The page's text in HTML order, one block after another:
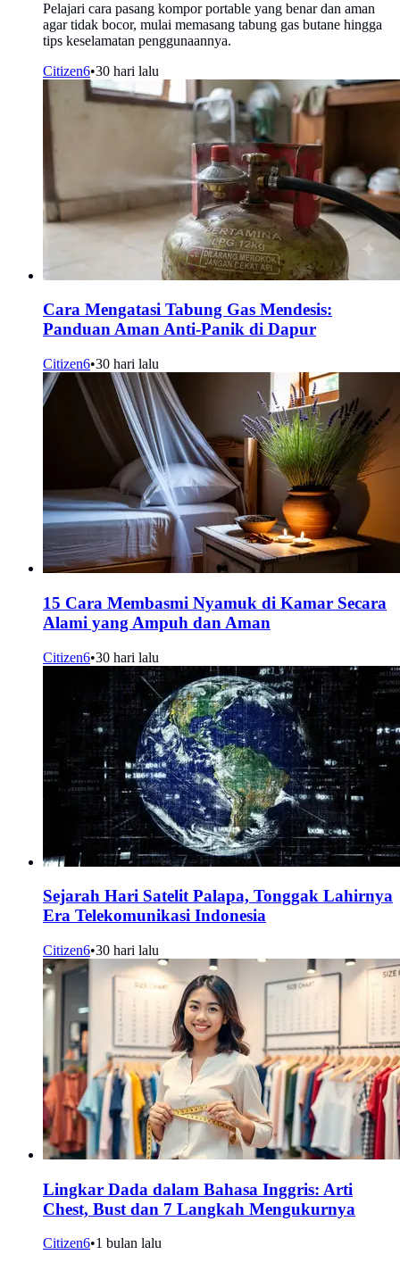
Pelajari cara pasang kompor portable yang benar dan aman
agar tidak bocor, mulai memasang tabung gas butane hingga
tips keselamatan penggunaannya.
Citizen6•30 hari lalu
Cara Mengatasi Tabung Gas Mendesis:
Panduan Aman Anti-Panik di Dapur
Citizen6•30 hari lalu
15 Cara Membasmi Nyamuk di Kamar Secara
Alami yang Ampuh dan Aman
Citizen6•30 hari lalu
Sejarah Hari Satelit Palapa, Tonggak Lahirnya
Era Telekomunikasi Indonesia
Citizen6•30 hari lalu
Lingkar Dada dalam Bahasa Inggris: Arti
Chest, Bust dan 7 Langkah Mengukurnya
Citizen6•1 bulan lalu